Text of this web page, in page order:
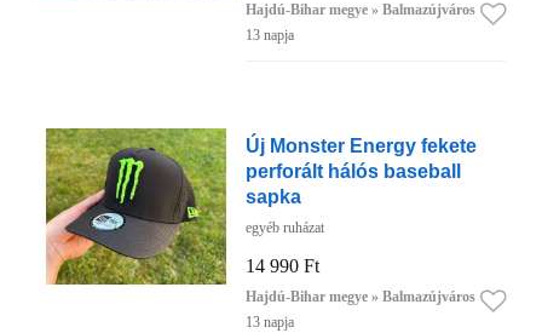
Hajdú-Bihar megye » Balmazújváros
13 napja
Új Monster Energy fekete
perforált hálós baseball
sapka
egyéb ruházat
14 990 Ft
Hajdú-Bihar megye » Balmazújváros
13 napja